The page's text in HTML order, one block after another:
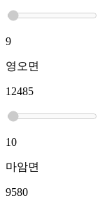
9
영오면
12485
10
마암면
9580